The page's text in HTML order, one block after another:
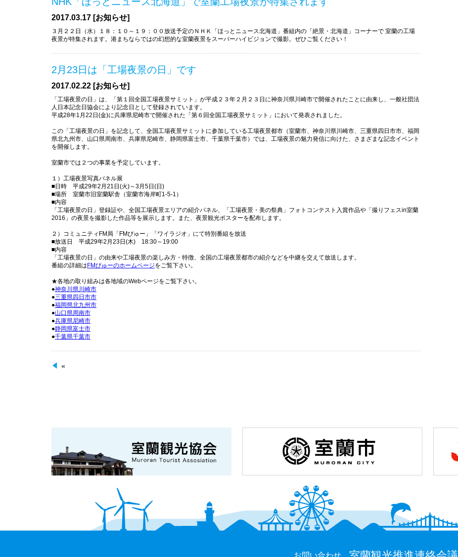
2017.03.17 [お知らせ]
３月２２日（水）１８：１０～１９：００放送予定のＮＨＫ「ほっとニュース北海道」番組内の「絶景・北海道」コーナーで 室蘭の工場
夜景が特集されます。港まちならではの幻想的な室蘭夜景をスーパーハイビジョンで撮影。ぜひご覧ください！
2月23日は「工場夜景の日」です
2017.02.22 [お知らせ]
「工場夜景の日」は、「第１回全国工場夜景サミット」が平成２３年２月２３日に神奈川県川崎市で開催されたことに由来し、一般社団法
人日本記念日協会により記念日として登録されています。
平成28年1月22日(金)に兵庫県尼崎市で開催された「第６回全国工場夜景サミット」において発表されました。
この「工場夜景の日」を記念して、全国工場夜景サミットに参加している工場夜景都市（室蘭市、神奈川県川崎市、三重県四日市市、福岡
県北九州市、山口県周南市、兵庫県尼崎市、静岡県富士市、千葉県千葉市）では、工場夜景の魅力発信に向けた、さまざまな記念イベント
を開催します。
室蘭市では２つの事業を予定しています。
１）工場夜景写真パネル展
■日時 平成29年2月21日(火)～3月5日(日)
■場所 室蘭市旧室蘭駅舎（室蘭市海岸町1-5-1）
■内容
「工場夜景の日」登録証や、全国工場夜景エリアの紹介パネル、「工場夜景・美の祭典」フォトコンテスト入賞作品や「撮りフェスin室蘭
2016」の夜景を撮影した作品等を展示します。また、夜景観光ポスターを配布します。
２）コミュニティFM局「FMびゅー」「ワイラジオ」にて特別番組を放送
■放送日 平成29年2月23日(木) 18:30～19:00
■内容
「工場夜景の日」の由来や工場夜景の楽しみ方・特徴、全国の工場夜景都市の紹介などを中継を交えて放送します。
番組の詳細は FMびゅーのホームページをご覧下さい。
★各地の取り組みは各地域のWebページをご覧下さい。
●神奈川県川崎市
●三重県四日市市
●福岡県北九州市
●山口県周南市
●兵庫県尼崎市
●静岡県富士市
●千葉県千葉市
«